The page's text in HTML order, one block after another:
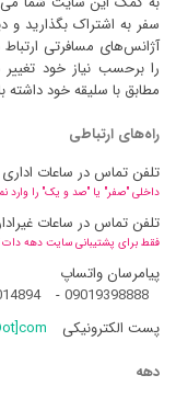
سفر به اشتراک بگذارید و
آژانس‌های مسافرتی ارتباط
را برحسب نیاز خود
مطابق با سلیقه خود داشته
راه‌های ارتباطی
تلفن تماس در ساعات اداری
داخلی "صفر" یا "صد و یک" را وارد
تلفن تماس در ساعات
فقط برای پشتیبانی سایت دهه دات
پیامرسان واتساپ
09019398888
-
پست الکترونیکی
دهه